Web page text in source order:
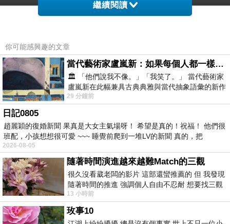
繼續閱讀
你可能感興趣的文章
當代藝術家盧嵐新：如果每個人都一樣，這世界該有多無聊？
🏛️ 「他們說我不像。」「我笑了。」 當代藝術家
盧嵐新在此幅兼具古典典雅與當代抽象語彙的新作
中，以沈靜的藍色空間為背景，描繪了
29 分鐘前
日記0805
趙麗穎的復婚新聞 果真是大女主氣場呀！ 希望是真的！祝福！ 他們很
班配，小孩想想很可愛 ~~~ 睡覺前爬到一堆LV的新聞 真的，把
2026-08-05
隨著時間演進越來越難Match的三觀
很久沒看葳老闆的影片 這部還蠻推薦的 但 我發現
隨著時間的推進 強調個人自由不忍耐 想要找三觀
接近的不要說對象 連朋友都超
13 小時前
玫事10